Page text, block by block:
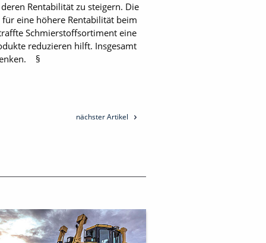
Rentabilität zu steigern. Die
eine höhere Rentabilität beim
Schmierstoffsortiment eine
reduzieren hilft. Insgesamt
§
nächster Artikel